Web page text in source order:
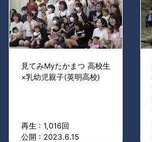
見てみMyたかまつ 高校生
×乳幼児親子(英明高校)
再生 : 1,016回
公開 : 2023.6.15